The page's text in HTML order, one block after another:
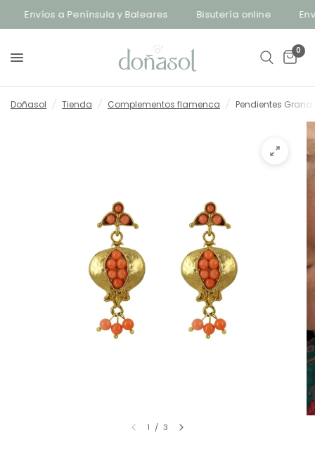
Envíos a Península y Baleares Bisutería online
0
Doñasol / Tienda / Complementos flamenca / Pendientes
1 / 3